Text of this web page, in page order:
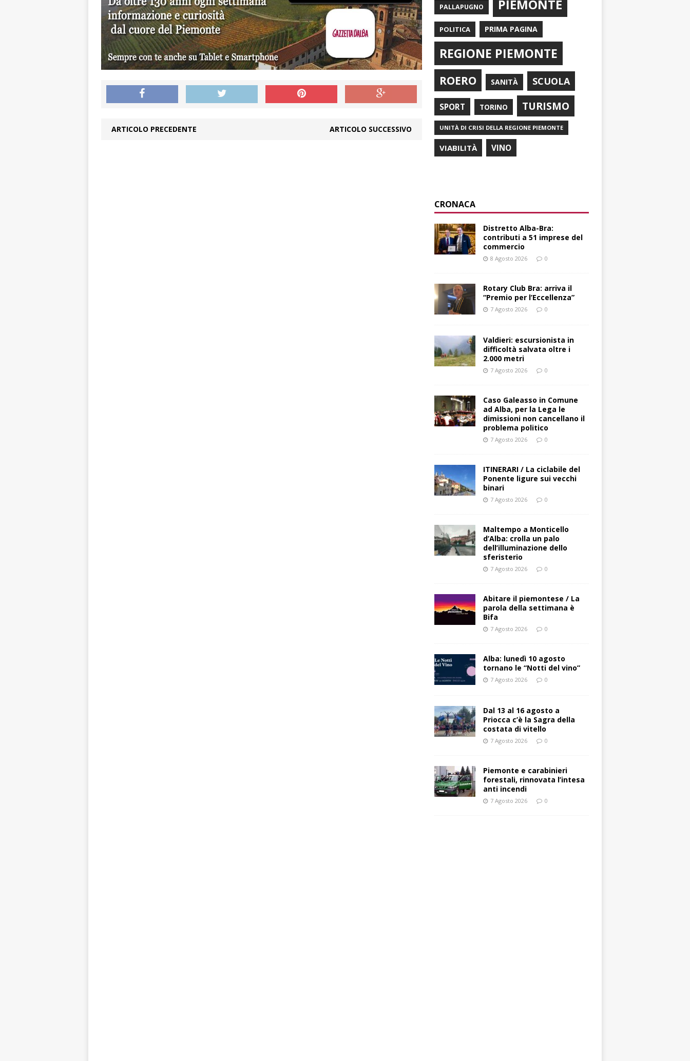
ARTICOLO PRECEDENTE ARTICOLO SUCCESSIVO
PALLAPUGNO PIEMONTE
POLITICA PRIMA PAGINA
REGIONE PIEMONTE
ROERO SANITÀ SCUOLA
SPORT TORINO TURISMO
UNITÀ DI CRISI DELLA REGIONE PIEMONTE
VIABILITÀ VINO
CRONACA
Distretto Alba-Bra:
contributi a 51 imprese del
commercio
8 Agosto 2026 0
Rotary Club Bra: arriva il
“Premio per l’Eccellenza”
7 Agosto 2026 0
Valdieri: escursionista in
difficoltà salvata oltre i
2.000 metri
7 Agosto 2026 0
Caso Galeasso in Comune
ad Alba, per la Lega le
dimissioni non cancellano il
problema politico
7 Agosto 2026 0
ITINERARI / La ciclabile del
Ponente ligure sui vecchi
binari
7 Agosto 2026 0
Maltempo a Monticello
d’Alba: crolla un palo
dell’illuminazione dello
sferisterio
7 Agosto 2026 0
Abitare il piemontese / La
parola della settimana è
Bifa
7 Agosto 2026 0
Alba: lunedì 10 agosto
tornano le “Notti del vino”
7 Agosto 2026 0
Dal 13 al 16 agosto a
Priocca c’è la Sagra della
costata di vitello
7 Agosto 2026 0
Piemonte e carabinieri
forestali, rinnovata l’intesa
anti incendi
7 Agosto 2026 0